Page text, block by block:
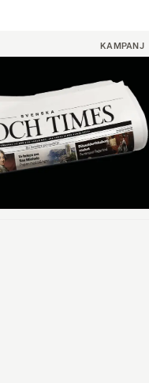
KAMPANJ